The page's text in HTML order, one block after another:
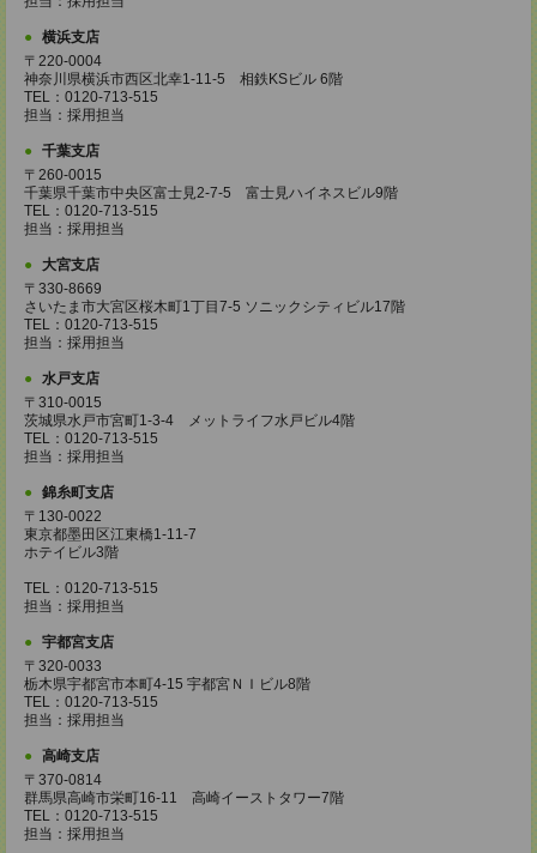
横浜支店
〒220-0004
神奈川県横浜市西区北幸1-11-5 相鉄KSビル 6階
TEL：0120-713-515
担当：採用担当
千葉支店
〒260-0015
千葉県千葉市中央区富士見2-7-5 富士見ハイネスビル9階
TEL：0120-713-515
担当：採用担当
大宮支店
〒330-8669
さいたま市大宮区桜木町1丁目7-5 ソニックシティビル17階
TEL：0120-713-515
担当：採用担当
水戸支店
〒310-0015
茨城県水戸市宮町1-3-4 メットライフ水戸ビル4階
TEL：0120-713-515
担当：採用担当
錦糸町支店
〒130-0022
東京都墨田区江東橋1-11-7
ホテイビル3階
TEL：0120-713-515
担当：採用担当
宇都宮支店
〒320-0033
栃木県宇都宮市本町4-15 宇都宮ＮＩビル8階
TEL：0120-713-515
担当：採用担当
高崎支店
〒370-0814
群馬県高崎市栄町16-11 高崎イーストタワー7階
TEL：0120-713-515
担当：採用担当